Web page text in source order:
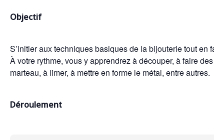
Objectif
S’initier aux techniques basiques de la bijouterie tout en
À votre rythme, vous y apprendrez à découper, à faire des
marteau, à limer, à mettre en forme le métal, entre autres.
Déroulement